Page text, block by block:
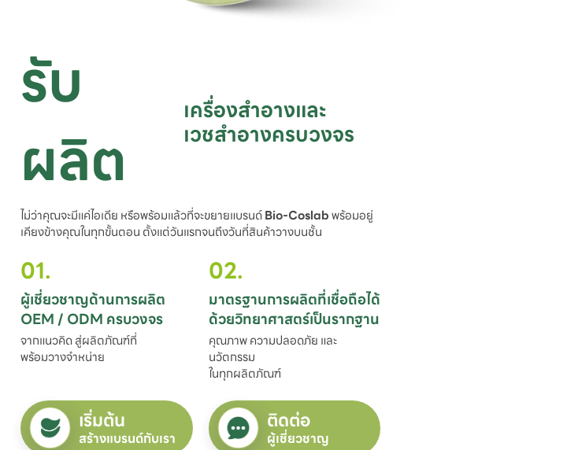
รับ
ผลิต
เครื่องสำอางและ
เวชสำอางครบวงจร
ไม่ว่าคุณจะมีแค่ไอเดีย หรือพร้อมแล้วที่จะขยายแบรนด์ Bio-Coslab พร้อมอยู่
เคียงข้างคุณในทุกขั้นตอน ตั้งแต่วันแรกจนถึงวันที่สินค้าวางบนชั้น
01.
ผู้เชี่ยวชาญด้านการผลิต
OEM / ODM ครบวงจร
จากแนวคิด สู่ผลิตภัณฑ์ที่
พร้อมวางจำหน่าย
02.
มาตรฐานการผลิตที่เชื่อถือได้
ด้วยวิทยาศาสตร์เป็นรากฐาน
คุณภาพ ความปลอดภัย และ
นวัตกรรม
ในทุกผลิตภัณฑ์
เริ่มต้น
สร้างแบรนด์กับเรา
ติดต่อ
ผู้เชี่ยวชาญ